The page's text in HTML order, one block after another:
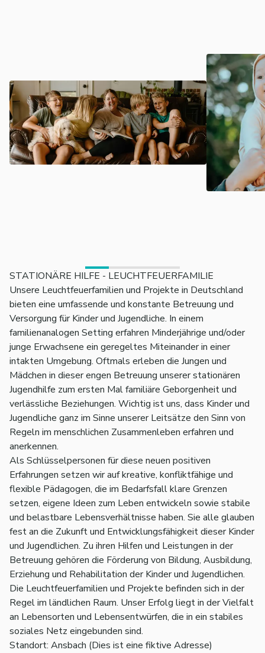
STATIONÄRE HILFE - LEUCHTFEUERFAMILIE
Unsere Leuchtfeuerfamilien und Projekte in Deutschland
bieten eine umfassende und konstante Betreuung und
Versorgung für Kinder und Jugendliche. In einem
familienanalogen Setting erfahren Minderjährige und/oder
junge Erwachsene ein geregeltes Miteinander in einer
intakten Umgebung. Oftmals erleben die Jungen und
Mädchen in dieser engen Betreuung unserer stationären
Jugendhilfe zum ersten Mal familiäre Geborgenheit und
verlässliche Beziehungen. Wichtig ist uns, dass Kinder und
Jugendliche ganz im Sinne unserer Leitsätze den Sinn von
Regeln im menschlichen Zusammenleben erfahren und
anerkennen.
Als Schlüsselpersonen für diese neuen positiven
Erfahrungen setzen wir auf kreative, konfliktfähige und
flexible Pädagogen, die im Bedarfsfall klare Grenzen
setzen, eigene Ideen zum Leben entwickeln sowie stabile
und belastbare Lebensverhältnisse haben. Sie alle glauben
fest an die Zukunft und Entwicklungsfähigkeit dieser Kinder
und Jugendlichen. Zu ihren Hilfen und Leistungen in der
Betreuung gehören die Förderung von Bildung, Ausbildung,
Erziehung und Rehabilitation der Kinder und Jugendlichen.
Die Leuchtfeuerfamilien und Projekte befinden sich in der
Regel im ländlichen Raum. Unser Erfolg liegt in der Vielfalt
an Lebensorten und Lebensentwürfen, die in ein stabiles
soziales Netz eingebunden sind.
Standort: Ansbach (Dies ist eine fiktive Adresse)